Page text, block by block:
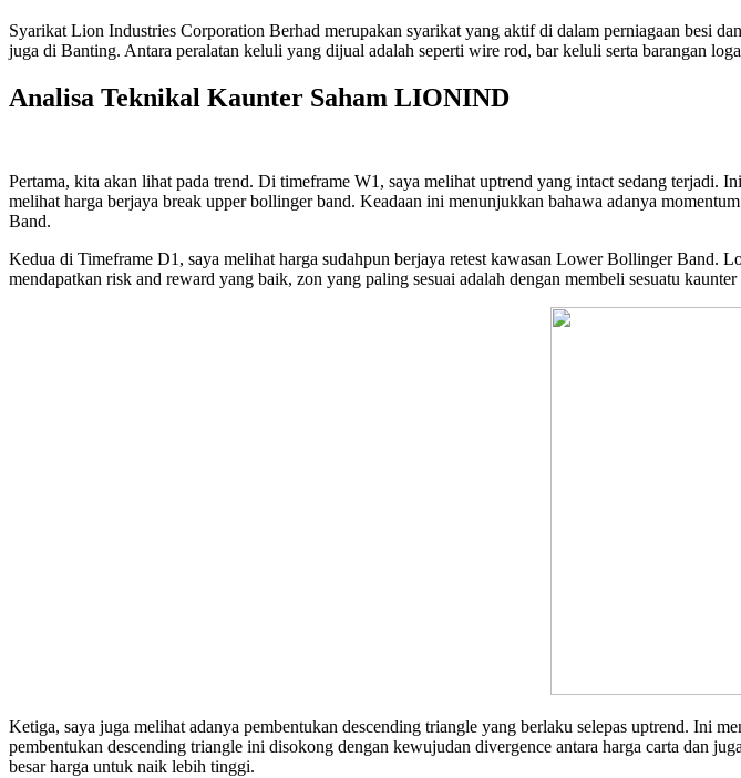
Syarikat Lion Industries Corporation Berhad merupakan syarikat yang aktif di dalam perniagaan besi
juga di Banting. Antara peralatan keluli yang dijual adalah seperti wire rod, bar keluli serta barangan
Analisa Teknikal Kaunter Saham LIONIND
Pertama, kita akan lihat pada trend. Di timeframe W1, saya melihat uptrend yang intact sedang
melihat harga berjaya break upper bollinger band. Keadaan ini menunjukkan bahawa adanya
Band.
Kedua di Timeframe D1, saya melihat harga sudahpun berjaya retest kawasan Lower Bollinger Band.
mendapatkan risk and reward yang baik, zon yang paling sesuai adalah dengan membeli sesuatu
Ketiga, saya juga melihat adanya pembentukan descending triangle yang berlaku selepas uptrend. Ini
pembentukan descending triangle ini disokong dengan kewujudan divergence antara harga carta dan
besar harga untuk naik lebih tinggi.